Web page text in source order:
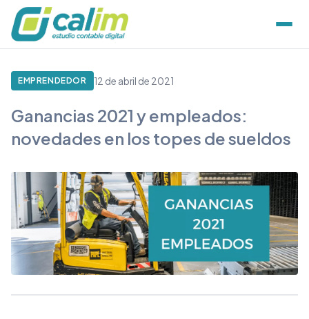
EMPRENDEDOR 12 de abril de 2021
Ganancias 2021 y empleados:
novedades en los topes de sueldos